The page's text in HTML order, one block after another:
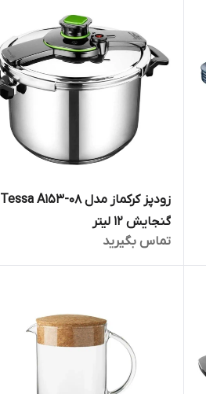
زودپز کرکماز مدل Tessa A153-08
گنجایش 12 لیتر
تماس بگیرید